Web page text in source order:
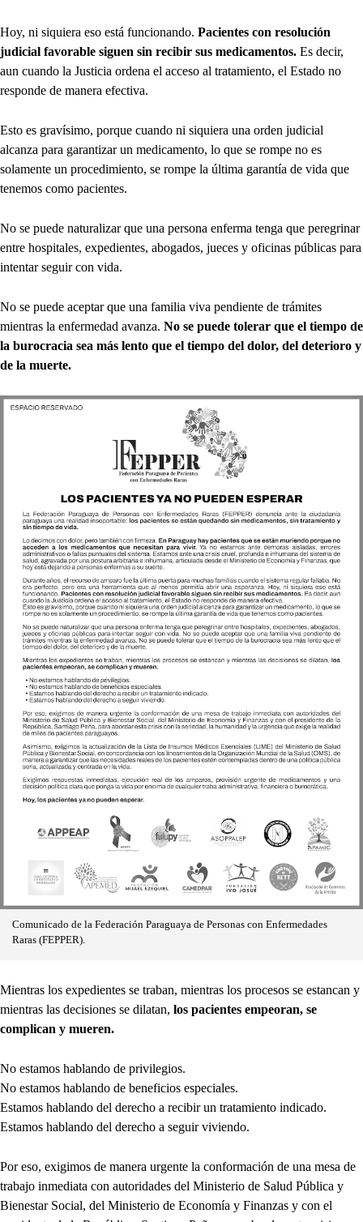
Hoy, ni siquiera eso está funcionando. Pacientes con resolución
judicial favorable siguen sin recibir sus medicamentos. Es decir,
aun cuando la Justicia ordena el acceso al tratamiento, el Estado no
responde de manera efectiva.
Esto es gravísimo, porque cuando ni siquiera una orden judicial
alcanza para garantizar un medicamento, lo que se rompe no es
solamente un procedimiento, se rompe la última garantía de vida que
tenemos como pacientes.
No se puede naturalizar que una persona enferma tenga que peregrinar
entre hospitales, expedientes, abogados, jueces y oficinas públicas para
intentar seguir con vida.
No se puede aceptar que una familia viva pendiente de trámites
mientras la enfermedad avanza. No se puede tolerar que el tiempo de
la burocracia sea más lento que el tiempo del dolor, del deterioro y
de la muerte.
Comunicado de la Federación Paraguaya de Personas con Enfermedades
Raras (FEPPER).
Mientras los expedientes se traban, mientras los procesos se estancan y
mientras las decisiones se dilatan, los pacientes empeoran, se
complican y mueren.
No estamos hablando de privilegios.
No estamos hablando de beneficios especiales.
Estamos hablando del derecho a recibir un tratamiento indicado.
Estamos hablando del derecho a seguir viviendo.
Por eso, exigimos de manera urgente la conformación de una mesa de
trabajo inmediata con autoridades del Ministerio de Salud Pública y
Bienestar Social, del Ministerio de Economía y Finanzas y con el